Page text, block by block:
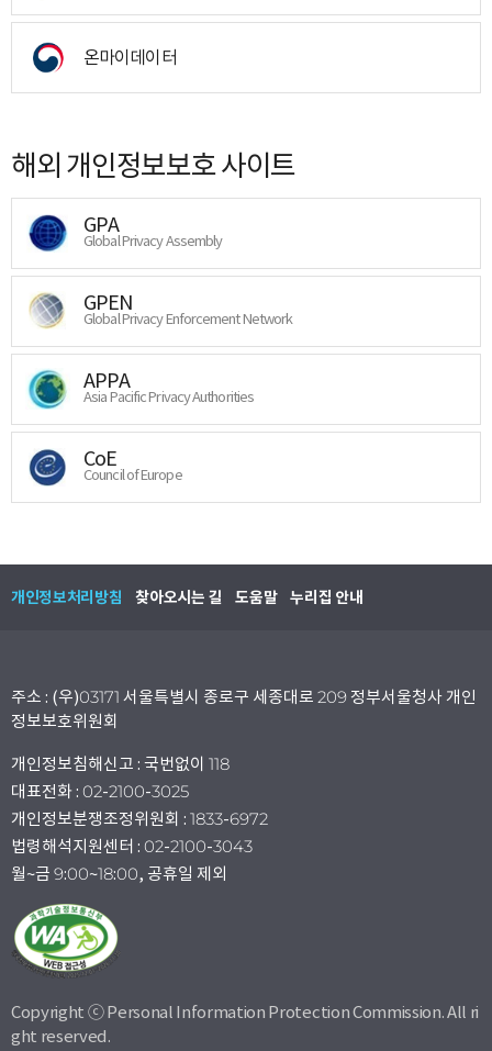
온마이데이터
해외 개인정보보호 사이트
GPA
Global Privacy Assembly
GPEN
Global Privacy Enforcement Network
APPA
Asia Pacific Privacy Authorities
CoE
Council of Europe
개인정보처리방침 찾아오시는 길 도움말 누리집 안내
주소 : (우)03171 서울특별시 종로구 세종대로 209 정부서울청사 개인
정보보호위원회
개인정보침해신고 : 국번없이 118
대표전화 : 02-2100-3025
개인정보분쟁조정위원회 : 1833-6972
법령해석지원센터 : 02-2100-3043
월~금 9:00~18:00, 공휴일 제외
Copyright ⓒ Personal Information Protection Commission. All ri
ght reserved.